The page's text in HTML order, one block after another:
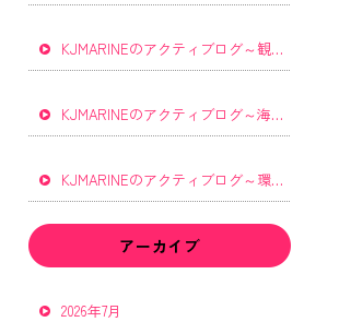
KJMARINEのアクティブログ～観光と雇用を支える～
KJMARINEのアクティブログ～海でしか得られない感動～
KJMARINEのアクティブログ～環境保全・インバウンド・地域連携～
アーカイブ
2026年7月